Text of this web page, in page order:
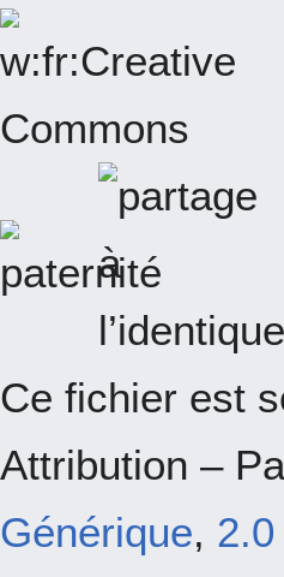
Ce fichier est
Attribution –
Générique,